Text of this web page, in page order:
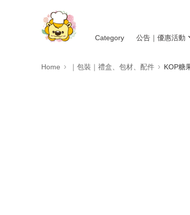
Category 公告｜優惠活動
Home ｜包裝｜禮盒、包材、配件 KOP糖